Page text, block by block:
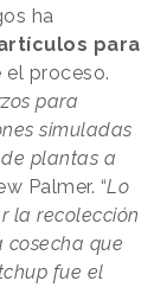
ha
para
el proceso.
para
simuladas
plantas a
Palmer. “Lo
la recolección
cosecha que
fue el